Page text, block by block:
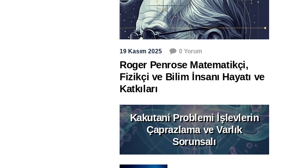
19 Kasım 2025 0 Yorum
Roger Penrose Matematikçi,
Fizikçi ve Bilim İnsanı Hayatı ve
Katkıları
Kakutani Problemi İşlevlerin
Çaprazlama ve Varlık
Sorunsalı